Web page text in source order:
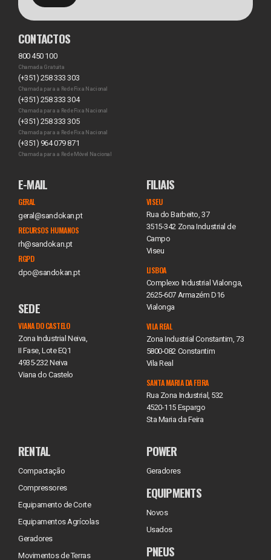
CONTACTOS
800 450 100
Chamada Gratuita
(+351) 258 333 303
Chamada para a Rede Fixa Nacional
(+351) 258 333 304
Chamada para a Rede Fixa Nacional
(+351) 258 333 305
Chamada para a Rede Fixa Nacional
(+351) 964 079 871
Chamada para a Rede Móvel Nacional
E-MAIL
GERAL
geral@sandokan.pt
RECURSOS HUMANOS
rh@sandokan.pt
RGPD
dpo@sandokan.pt
SEDE
VIANA DO CASTELO
Zona Industrial Neiva,
II Fase, Lote EQ1
4935-232 Neiva
Viana do Castelo
FILIAIS
VISEU
Rua do Barbeito, 37
3515-342 Zona Industrial de
Campo
Viseu
LISBOA
Complexo Industrial Vialonga,
2625-607 Armazém D16
Vialonga
VILA REAL
Zona Industrial Constantim, 73
5800-082 Constantim
Vila Real
SANTA MARIA DA FEIRA
Rua Zona Industrial, 532
4520-115 Espargo
Sta Maria da Feira
RENTAL
Compactação
Compressores
Equipamento de Corte
Equipamentos Agrícolas
Geradores
Movimentos de Terras
POWER
Geradores
EQUIPMENTS
Novos
Usados
PNEUS